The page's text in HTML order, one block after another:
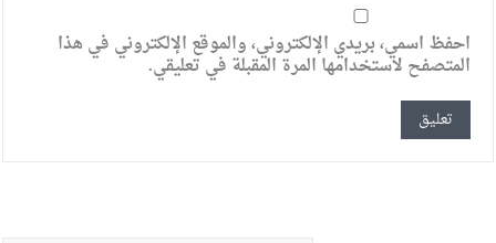
احفظ اسمي، بريدي الإلكتروني، والموقع الإلكتروني في هذا
المتصفح لاستخدامها المرة المقبلة في تعليقي.